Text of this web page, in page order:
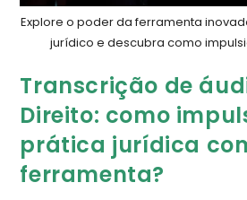
Explore o poder da ferramenta
jurídico e descubra como
Transcrição de
Direito: como
prática jurídica
ferramenta?